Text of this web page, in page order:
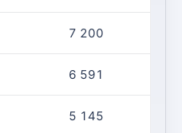
7 200
6 591
5 145